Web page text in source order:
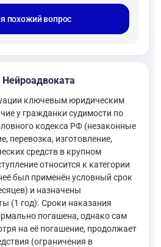
похожий вопрос
ключевым юридическим
у гражданки судимости по
кодекса РФ (незаконные
перевозка, изготовление,
средств в крупном
относится к категории
был применён условный срок
и назначены
(1 год). Сроки наказания
погашена, однако сам
на её погашение, продолжает
(ограничения в